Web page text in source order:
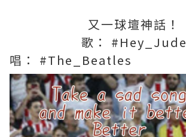
又一球壇神話！
歌： #Hey_Jude
唱： #The_Beatles